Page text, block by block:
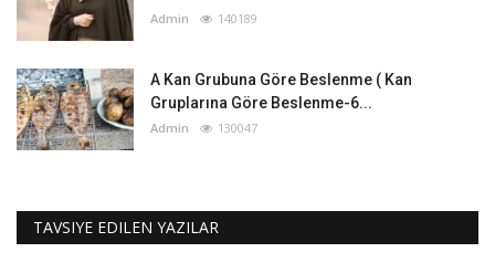
Admin 140189
A Kan Grubuna Göre Beslenme ( Kan
Gruplarına Göre Beslenme-6...
Admin 130047
TAVSIYE EDILEN YAZILAR